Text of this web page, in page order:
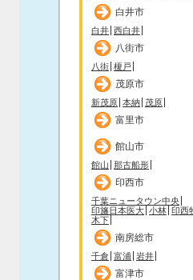
白井市
白井 西白井
八街市
八街 榎戸
茂原市
新茂原 本納 茂原
富里市
館山市
館山 那古船形
印西市
千葉ニュータウン中央
印旛日本医大 小林 印西
木下
南房総市
千倉 富浦 岩井
富津市